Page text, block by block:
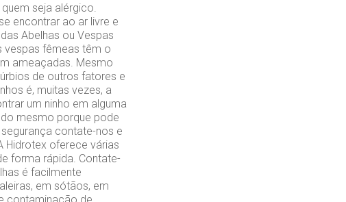
seja alérgico.
encontrar ao ar livre e
Abelhas ou Vespas
vespas fêmeas têm o
ameaçadas. Mesmo
de outros fatores e
é, muitas vezes, a
um ninho em alguma
mesmo porque pode
contate-nos e
Hidrotex oferece várias
forma rápida. Contate-
é facilmente
em sótãos, em
contaminação de